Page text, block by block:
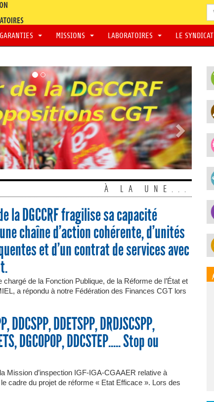
MISSIONS LABORATOIRES LE SYNDICAT
À LA UNE...
la DGCCRF fragilise sa capacité
chaîne d’action cohérente, d’unités
et d’un contrat de services avec
chargé de la Fonction Publique, de la Réforme de l’État et
a répondu à notre Fédération des Finances CGT lors
DDETSPP, DRDJSCSPP,
DGCOPOP, DDCSTEP..... Stop ou
Mission d’inspection IGF-IGA-CGAAER relative à
le cadre du projet de réforme « Etat Efficace ». Lors des